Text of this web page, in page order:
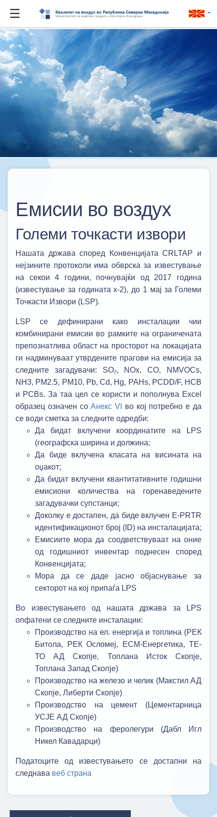
☰
Емисии во воздух
Големи точкасти извори
Нашата држава според Конвенцијата CRLTAP и
нејзините протоколи има обврска за известување
на секои 4 години, почнувајќи од 2017 година
(известување за годината x-2), до 1 мај за Големи
Точкасти Извори (LSP).
LSP се дефинирани како инсталации чии
комбинирани емисии во рамките на ограничената
препознатлива област на просторот на локацијата
ги надминуваат утврдените прагови на емисија за
следните загадувачи: SO₂, NOx, CO, NMVOCs,
NH3, PM2.5, PM10, Pb, Cd, Hg, PAHs, PCDD/F, HCB
и PCBs. За таа цел се користи и пополнува Excel
образец означен соАнекс VI во кој потребно е да
се води сметка за следните одредби:
Да бидат вклучени координатите на LPS
(географска ширина и должина;
Да биде вклучена класата на висината на
оџакот;
Да бидат вклучени квантитативните годишни
емисиони количества на горенаведените
загадувачки супстанци;
Доколку е достапен, да биде вклучен E-PRTR
идентификационот број (ID) на инсталацијата;
Емисиите мора да соодветствуваат на оние
од годишниот инвентар поднесен според
Конвенцијата;
Мора да се даде јасно објаснување за
секторот на кој припаѓа LPS
Во известувањето од нашата држава за LPS
опфатени се следните инсталации:
Производство на ел. енергија и топлина (РЕК
Битола, РЕК Осломеј, ЕСМ-Енергетика, ТЕ-
ТО АД Скопје, Топлана Исток Скопје,
Топлана Запад Скопје)
Производство на железо и челик (Макстил АД
Скопје, Либерти Скопје)
Производство на цемент (Цементарница
УСЈЕ АД Скопје)
Производство на феролегури (Дабл Игл
Никел Кавадарци)
Податоците од известувањето се достапни на
следнава веб страна